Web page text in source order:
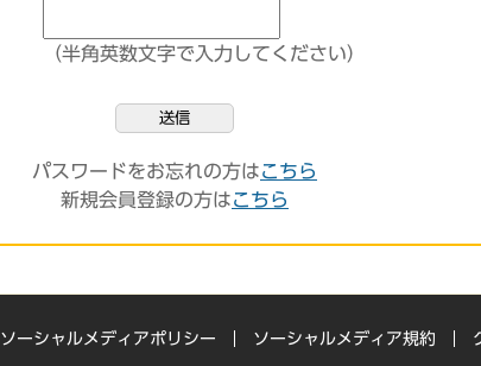
（半角英数文字で入力してください）
送信
パスワードをお忘れの方はこちら
新規会員登録の方はこちら
ソーシャルメディアポリシー ソーシャルメディア規約